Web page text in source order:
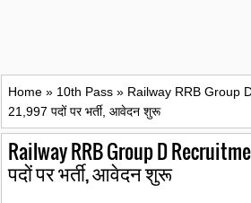
Home » 10th Pass » Railway RRB Group
21,997 पदों पर भर्ती, आवेदन शुरू
Railway RRB Group D
पदों पर भर्ती, आवेदन शुरू